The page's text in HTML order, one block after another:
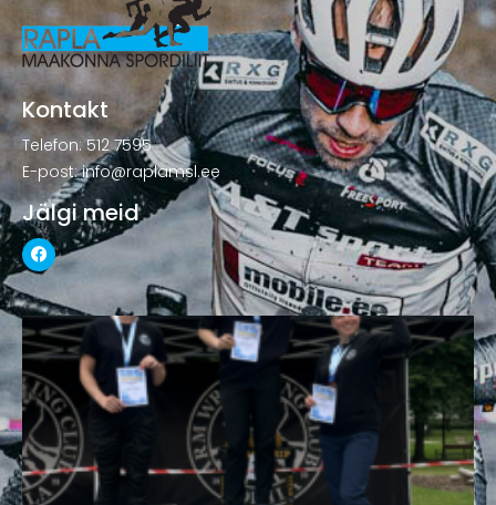
Kontakt
Telefon: 512 7595
E-post: info@raplamsl.ee
Jälgi meid